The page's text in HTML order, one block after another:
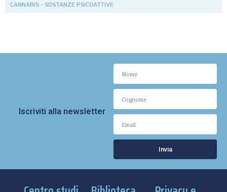
CANNABIS - SOSTANZE PSICOATTIVE
Iscriviti alla newsletter
Invia